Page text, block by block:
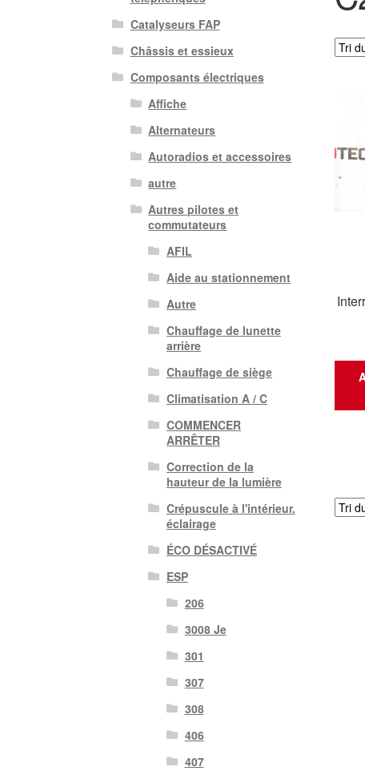
Catalyseurs FAP
Châssis et essieux
Composants électriques
Affiche
Alternateurs
Autoradios et accessoires
autre
Autres pilotes et
commutateurs
AFIL
Aide au stationnement
Autre
Chauffage de lunette
arrière
Chauffage de siège
Climatisation A / C
COMMENCER
ARRÊTER
Correction de la
hauteur de la lumière
Crépuscule à l'intérieur.
éclairage
ÉCO DÉSACTIVÉ
ESP
206
3008 Je
301
307
308
406
407